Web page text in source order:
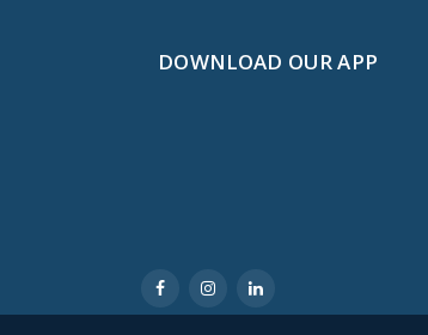
DOWNLOAD OUR APP